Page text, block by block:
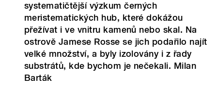
systematičtější výzkum černých
meristematických hub, které dokážou
přežívat i ve vnitru kamenů nebo skal. Na
ostrově Jamese Rosse se jich podařilo najít
velké množství, a byly izolovány i z řady
substrátů, kde bychom je nečekali. Milan
Barták